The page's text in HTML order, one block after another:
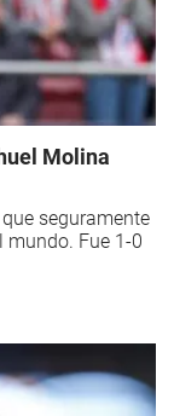
Molina
seguramente
mundo. Fue 1-0